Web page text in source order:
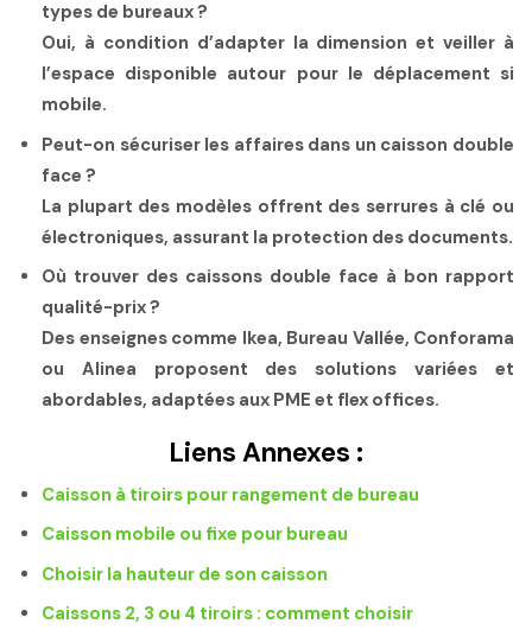
types de bureaux ?
Oui, à condition d’adapter la dimension et veiller à
l’espace disponible autour pour le déplacement si
mobile.
Peut-on sécuriser les affaires dans un caisson double
face ?
La plupart des modèles offrent des serrures à clé ou
électroniques, assurant la protection des documents.
Où trouver des caissons double face à bon rapport
qualité-prix ?
Des enseignes comme Ikea, Bureau Vallée, Conforama
ou Alinea proposent des solutions variées et
abordables, adaptées aux PME et flex offices.
Liens Annexes :
Caisson à tiroirs pour rangement de bureau
Caisson mobile ou fixe pour bureau
Choisir la hauteur de son caisson
Caissons 2, 3 ou 4 tiroirs : comment choisir